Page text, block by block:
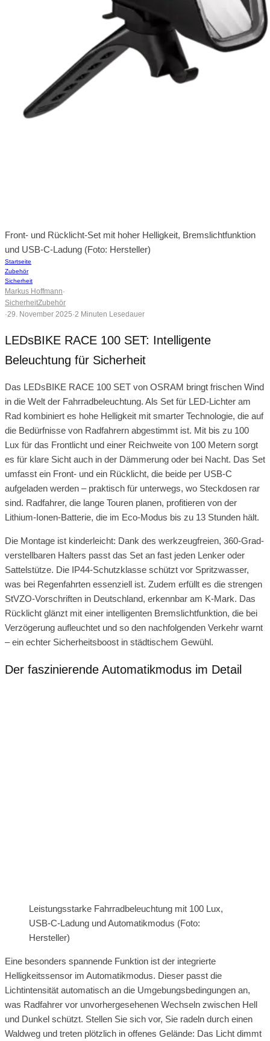
Front- und Rücklicht-Set mit hoher Helligkeit, Bremslichtfunktion
und USB-C-Ladung (Foto: Hersteller)
Startseite
Zubehör
Sicherheit
Markus Hoffmann·
SicherheitZubehör
·29. November 2025·2 Minuten Lesedauer
LEDsBIKE RACE 100 SET: Intelligente
Beleuchtung für Sicherheit
Das LEDsBIKE RACE 100 SET von OSRAM bringt frischen Wind
in die Welt der Fahrradbeleuchtung. Als Set für LED-Lichter am
Rad kombiniert es hohe Helligkeit mit smarter Technologie, die auf
die Bedürfnisse von Radfahrern abgestimmt ist. Mit bis zu 100
Lux für das Frontlicht und einer Reichweite von 100 Metern sorgt
es für klare Sicht auch in der Dämmerung oder bei Nacht. Das Set
umfasst ein Front- und ein Rücklicht, die beide per USB-C
aufgeladen werden – praktisch für unterwegs, wo Steckdosen rar
sind. Radfahrer, die lange Touren planen, profitieren von der
Lithium-Ionen-Batterie, die im Eco-Modus bis zu 13 Stunden hält.
Die Montage ist kinderleicht: Dank des werkzeugfreien, 360-Grad-
verstellbaren Halters passt das Set an fast jeden Lenker oder
Sattelstütze. Die IP44-Schutzklasse schützt vor Spritzwasser,
was bei Regenfahrten essenziell ist. Zudem erfüllt es die strengen
StVZO-Vorschriften in Deutschland, erkennbar am K-Mark. Das
Rücklicht glänzt mit einer intelligenten Bremslichtfunktion, die bei
Verzögerung aufleuchtet und so den nachfolgenden Verkehr warnt
– ein echter Sicherheitsboost in städtischem Gewühl.
Der faszinierende Automatikmodus im Detail
Leistungsstarke Fahrradbeleuchtung mit 100 Lux,
USB-C-Ladung und Automatikmodus (Foto:
Hersteller)
Eine besonders spannende Funktion ist der integrierte
Helligkeitssensor im Automatikmodus. Dieser passt die
Lichtintensität automatisch an die Umgebungsbedingungen an,
was Radfahrer vor unvorhergesehenen Wechseln zwischen Hell
und Dunkel schützt. Stellen Sie sich vor, Sie radeln durch einen
Waldweg und treten plötzlich in offenes Gelände: Das Licht dimmt